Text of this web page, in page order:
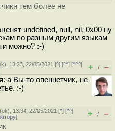
тем более не
undefined, null, nil, 0x00 ну
по разным другим языкам
можно? :-)
), 13:23, 22/05/2021 [^] [^^] [^^^]
+ / –
а Вы-то опеннетчик, не
:-)
(ok), 13:34, 22/05/2021 [^] [^^]
] + / –